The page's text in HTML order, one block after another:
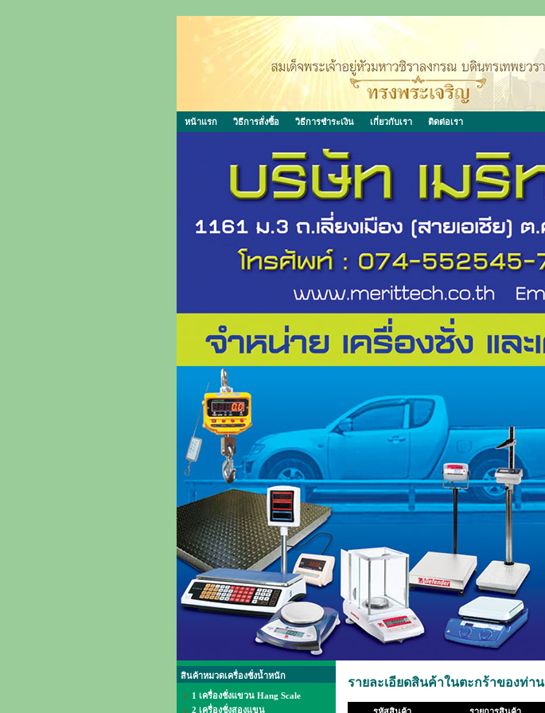
หน้าแรก วิธีการสั่งซื้อ วิธีการชำระเงิน เกี่ยวกับเรา ติดต่อเรา
สินค้าหมวดเครื่องชั่งน้ำหนัก
1 เครื่องชั่งแขวน Hang Scale
2 เครื่องชั่งสองแขน
รายละเอียดสินค้าในตะกร้าของท่าน